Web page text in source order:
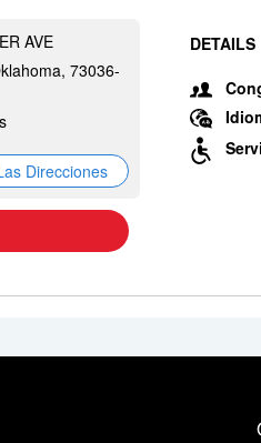
AVE
73036-
Direcciones
DETAILS